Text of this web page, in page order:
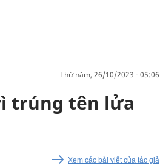
thứ năm, 26/10/2023 - 05:06
trúng tên lửa
Xem các bài viết của tác giả